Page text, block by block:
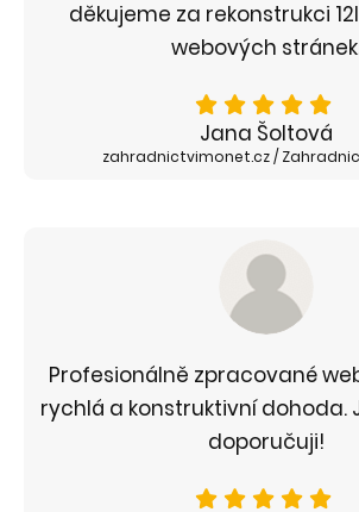
děkujeme za rekonstrukci
webových
Jana Šoltová
zahradnictvimonet.cz /
Profesionálně zpracované
rychlá a konstruktivní dohoda.
doporučuji!